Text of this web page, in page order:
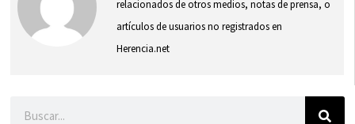
relacionados de otros medios, notas de prensa, o
artículos de usuarios no registrados en
Herencia.net